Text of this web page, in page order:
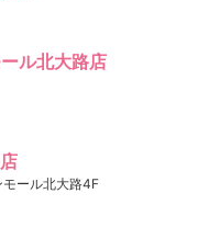
ル北大路店
ール北大路4F